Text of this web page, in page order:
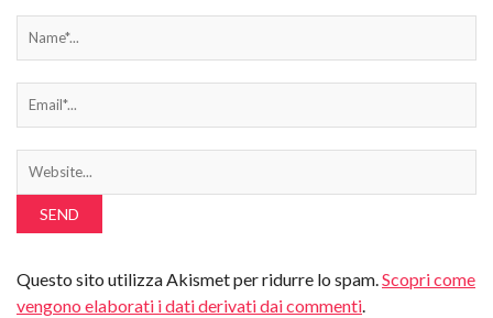
Questo sito utilizza Akismet per ridurre lo spam.Scopri come
vengono elaborati i dati derivati dai commenti.